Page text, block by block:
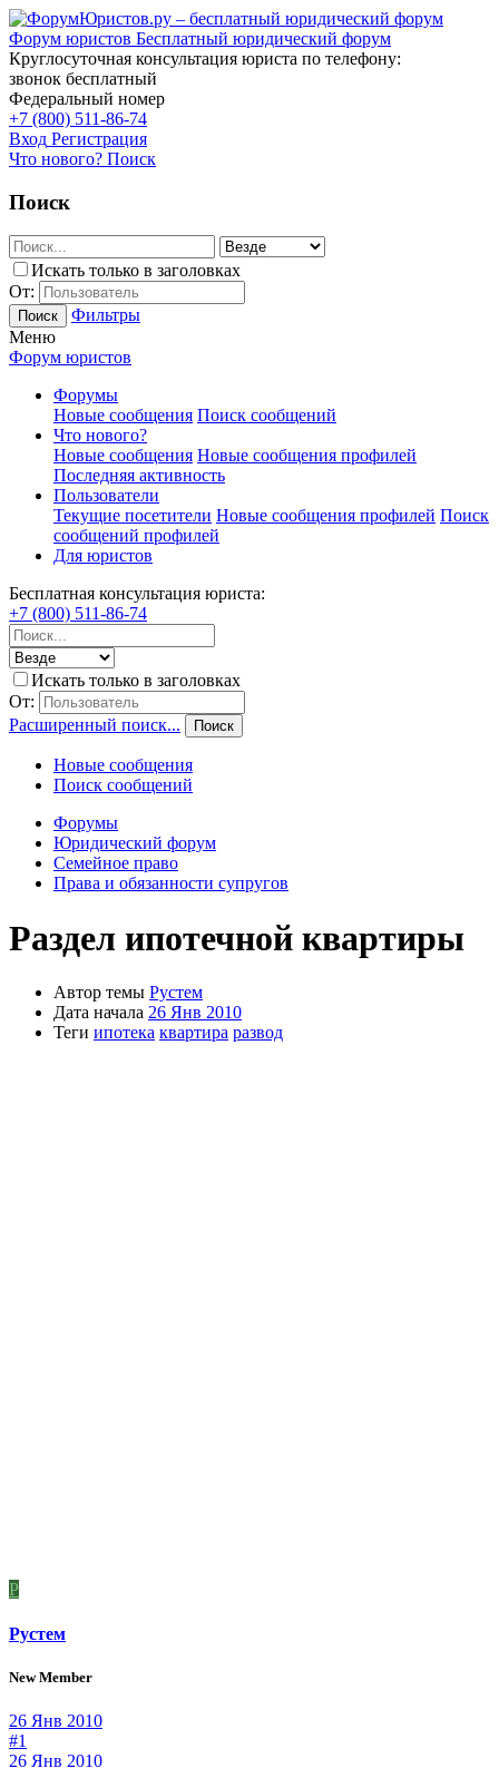
Форум юристов Бесплатный юридический форум
Круглосуточная консультация юриста по телефону:
звонок бесплатный
Федеральный номер
+7 (800) 511-86-74
Вход Регистрация
Что нового? Поиск
Поиск
Искать только в заголовках
От:
Поиск
Фильтры
Меню
Форум юристов
Форумы
Новые сообщения Поиск сообщений
Что нового?
Новые сообщения Новые сообщения профилей
Последняя активность
Пользователи
Текущие посетители Новые сообщения профилей Поиск
сообщений профилей
Для юристов
Бесплатная консультация юриста:
+7 (800) 511-86-74
Искать только в заголовках
От:
Расширенный поиск...
Поиск
Новые сообщения
Поиск сообщений
Форумы
Юридический форум
Семейное право
Права и обязанности супругов
Раздел ипотечной квартиры
Автор темы Рустем
Дата начала 26 Янв 2010
Теги ипотека квартира развод
Р
Рустем
New Member
26 Янв 2010
#1
26 Янв 2010